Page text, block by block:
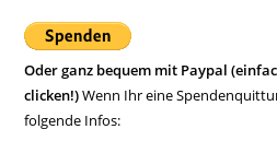
Oder ganz bequem mit Paypal
clicken!)Wenn Ihr eine
folgende Infos: